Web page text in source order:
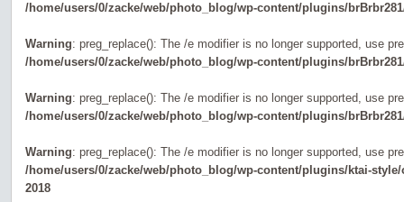
/home/users/0/zacke/web/photo_blog/wp-content/plugins/
Warning: preg_replace(): The /e modifier is no longer supported, use
/home/users/0/zacke/web/photo_blog/wp-content/plugins/
Warning: preg_replace(): The /e modifier is no longer supported, use
/home/users/0/zacke/web/photo_blog/wp-content/plugins/
Warning: preg_replace(): The /e modifier is no longer supported, use
/home/users/0/zacke/web/photo_blog/wp-content/plugins/ktai-
2018